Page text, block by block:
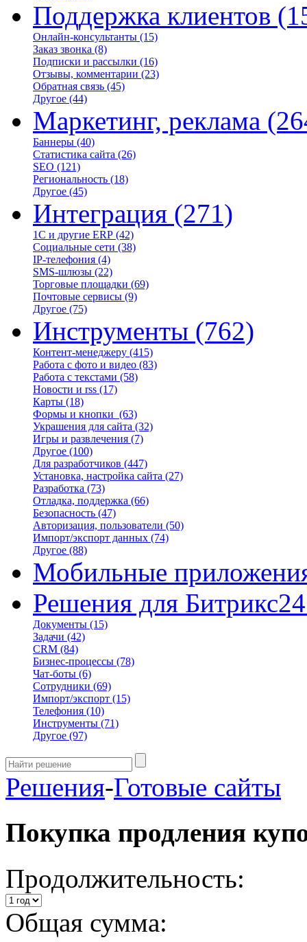
Поддержка клиентов
Онлайн-консультанты (15)
Заказ звонка (8)
Подписки и рассылки (16)
Отзывы, комментарии (23)
Обратная связь (45)
Другое (44)
Маркетинг, реклама
Баннеры (40)
Статистика сайта (26)
SEO (121)
Региональность (18)
Другое (45)
Интеграция (271)
1С и другие ERP (42)
Социальные сети (38)
IP-телефония (4)
SMS-шлюзы (22)
Торговые площадки (69)
Почтовые сервисы (9)
Другое (75)
Инструменты (762)
Контент-менеджеру (415)
Работа с фото и видео (83)
Работа с текстами (58)
Новости и rss (17)
Карты (18)
Формы и кнопки (63)
Украшения для сайта (32)
Игры и развлечения (7)
Другое (100)
Для разработчиков (447)
Установка, настройка сайта (27)
Разработка (73)
Отладка, поддержка (66)
Безопасность (47)
Авторизация, пользователи (50)
Импорт/экспорт данных (74)
Другое (88)
Мобильные
Решения для Битрикс24
Документы (15)
Задачи (42)
CRM (84)
Бизнес-процессы (78)
Чат-боты (6)
Сотрудники (69)
Импорт/экспорт (15)
Телефония (10)
Инструменты (71)
Другое (97)
Решения-Готовые сайты
Покупка продления
Продолжительность:
Общая сумма: